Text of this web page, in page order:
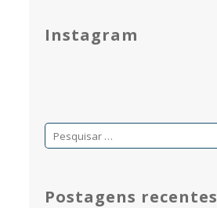
Instagram
Pesquisar
Postagens recentes